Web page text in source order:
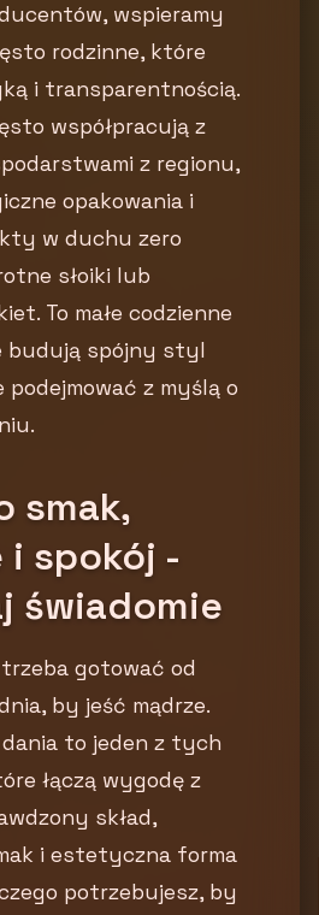
wspieramy
rodzinne, które
i transparentnością.
współpracują z
z regionu,
opakowania i
w duchu zero
słoiki lub
To małe codzienne
budują spójny styl
podejmować z myślą o
smak,
i spokój -
świadomie
gotować od
by jeść mądrze.
dania to jeden z tych
łączą wygodę z
skład,
i estetyczna forma
potrzebujesz, by